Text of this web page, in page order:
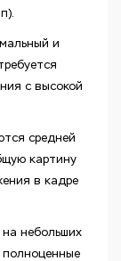
и
с высокой
средней
картину
в кадре
небольших
полноценные